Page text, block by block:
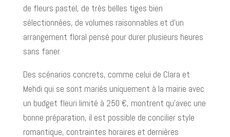
de fleurs pastel, de très belles tiges bien
sélectionnées, de volumes raisonnables et d’un
arrangement floral pensé pour durer plusieurs heures
sans faner.
Des scénarios concrets, comme celui de Clara et
Mehdi qui se sont mariés uniquement à la mairie avec
un budget fleuri limité à 250 €, montrent qu’avec une
bonne préparation, il est possible de concilier style
romantique, contraintes horaires et dernières